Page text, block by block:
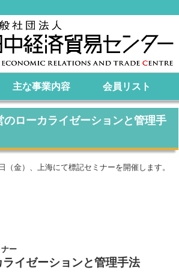
主な事業内容 会員リスト
ローカライゼーションと管理手
金）、上海にて標記セミナーを開催します。
ー
イゼーションと管理手法